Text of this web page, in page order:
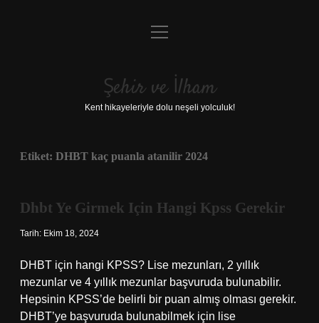
Anasayfa
Yasal Uyarı
menüyü
Şehir ve İlham
Kent hikayeleriyle dolu neşeli yolculuk!
Etiket: DHBT kaç puanla atanilir 2024
Dhbt Ye Girmek Için Hangi Kpss Gerekir
Tarih: Ekim 18, 2024
DHBT için hangi KPSS? Lise mezunları, 2 yıllık
mezunlar ve 4 yıllık mezunlar başvuruda bulunabilir.
Hepsinin KPSS’de belirli bir puan almış olması gerekir.
DHBT’ye başvuruda bulunabilmek için lise